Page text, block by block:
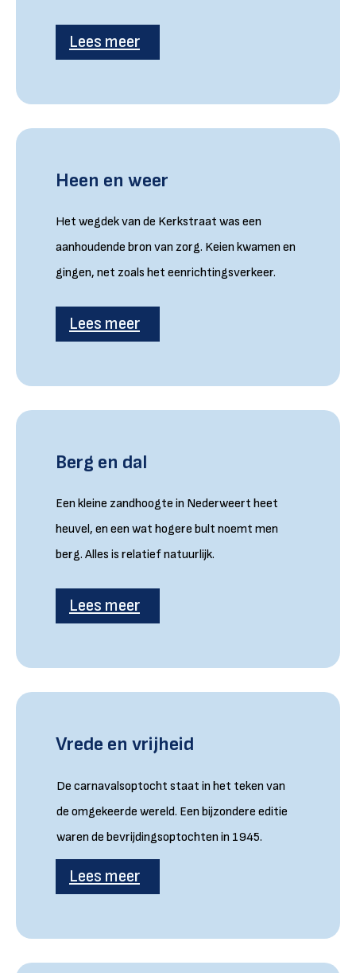
Lees meer
Heen en weer
Het wegdek van de Kerkstraat was een
aanhoudende bron van zorg. Keien kwamen en
gingen, net zoals het eenrichtingsverkeer.
Lees meer
Berg en dal
Een kleine zandhoogte in Nederweert heet
heuvel, en een wat hogere bult noemt men
berg. Alles is relatief natuurlijk.
Lees meer
Vrede en vrijheid
De carnavalsoptocht staat in het teken van
de omgekeerde wereld. Een bijzondere editie
waren de bevrijdingsoptochten in 1945.
Lees meer